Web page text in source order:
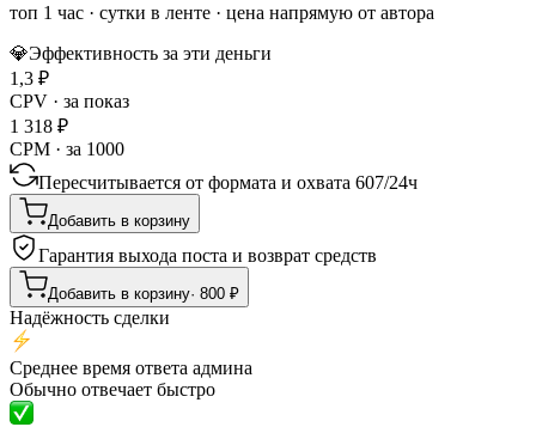
топ 1 час · сутки в ленте · цена напрямую от автора
💎Эффективность за эти деньги
1,3 ₽
CPV · за показ
1 318 ₽
CPM · за 1000
Пересчитывается от формата и охвата 607/24ч
Добавить в корзину
Гарантия выхода поста и возврат средств
Добавить в корзину· 800 ₽
Надёжность сделки
Среднее время ответа админа
Обычно отвечает быстро